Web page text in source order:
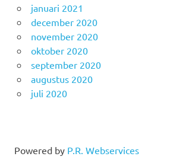
januari 2021
december 2020
november 2020
oktober 2020
september 2020
augustus 2020
juli 2020
Powered by P.R. Webservices